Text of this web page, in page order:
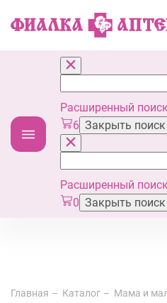
Расширенный поиск
6 Закрыть поиск
Расширенный поиск
0 Закрыть поиск
Главная Каталог Мама и